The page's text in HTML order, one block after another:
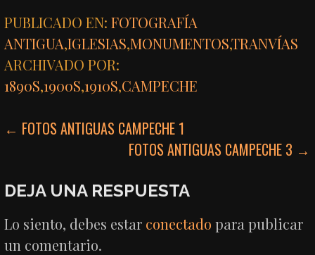
PUBLICADO EN:FOTOGRAFÍA
ANTIGUA,IGLESIAS,MONUMENTOS,TRANVÍAS
ARCHIVADO POR:
1890S,1900S,1910S,CAMPECHE
NAVEGACIÓN
ENTRADAS
← FOTOS ANTIGUAS CAMPECHE 1
FOTOS ANTIGUAS CAMPECHE 3 →
DEJA UNA RESPUESTA
Lo siento, debes estar conectado para publicar
un comentario.